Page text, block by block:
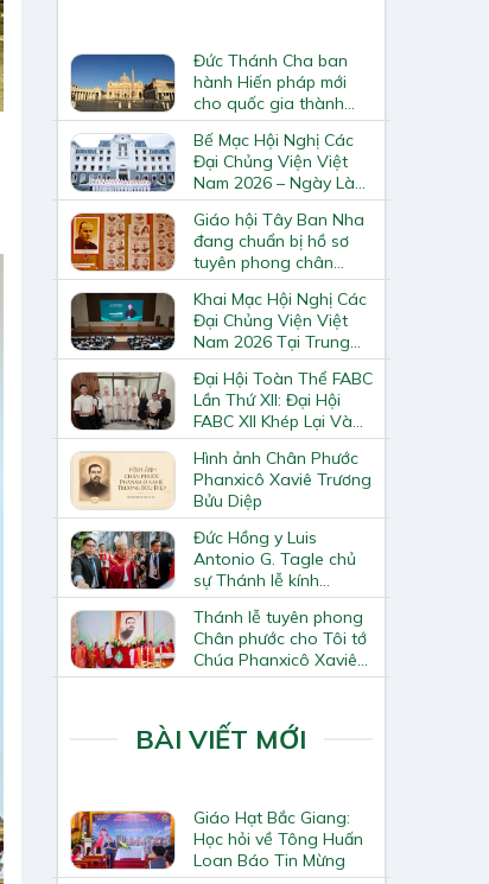
Đức Thánh Cha ban
hành Hiến pháp mới
cho quốc gia thành
Vatican
Bế Mạc Hội Nghị Các
Đại Chủng Viện Việt
Nam 2026 – Ngày Làm
Việc Cuối Cùng
Giáo hội Tây Ban Nha
đang chuẩn bị hồ sơ
tuyên phong chân
phước và phong thánh
cho 3.344 vị
Khai Mạc Hội Nghị Các
Đại Chủng Viện Việt
Nam 2026 Tại Trung
Tâm Mục Vụ Giáo
Phận Vinh
Đại Hội Toàn Thể FABC
Lần Thứ XII: Đại Hội
FABC XII Khép Lại Và
Mở Ra Một Hành Trình
Mới Cho Giáo Hội Tại
Châu Á
Hình ảnh Chân Phước
Phanxicô Xaviê Trương
Bửu Diệp
Đức Hồng y Luis
Antonio G. Tagle chủ
sự Thánh lễ kính
Thánh Tô-ma Tông đồ
tại Nhà thờ Chính tòa
Hà Nội
Thánh lễ tuyên phong
Chân phước cho Tôi tớ
Chúa Phanxicô Xaviê
Trương Bửu Diệp
BÀI VIẾT MỚI
Giáo Hạt Bắc Giang:
Học hỏi về Tông Huấn
Loan Báo Tin Mừng